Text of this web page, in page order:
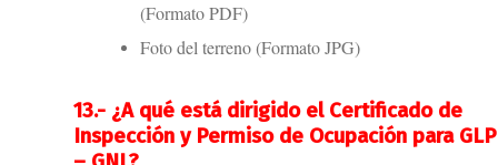
(Formato PDF)
Foto del terreno (Formato JPG)
13.- ¿A qué está dirigido el Certificado de
Inspección y Permiso de Ocupación para GLP